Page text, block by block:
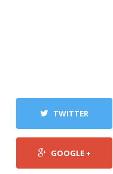
TWITTER
GOOGLE +